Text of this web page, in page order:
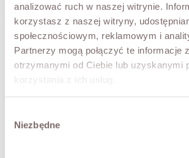
analizować ruch w naszej witrynie.
korzystasz z naszej witryny,
społecznościowym, reklamowym i
Partnerzy mogą połączyć te informacje
otrzymanymi od Ciebie lub uzyskanymi
korzystania z ich usług.
zgody
Niezbędne
NEW! TRY IT ON
DESCRIPTION
A feminine dress with an exceptionally
character. Its refined design beautifully
The deep V-neckline visually slims the
lends the dress a sensual touch. The